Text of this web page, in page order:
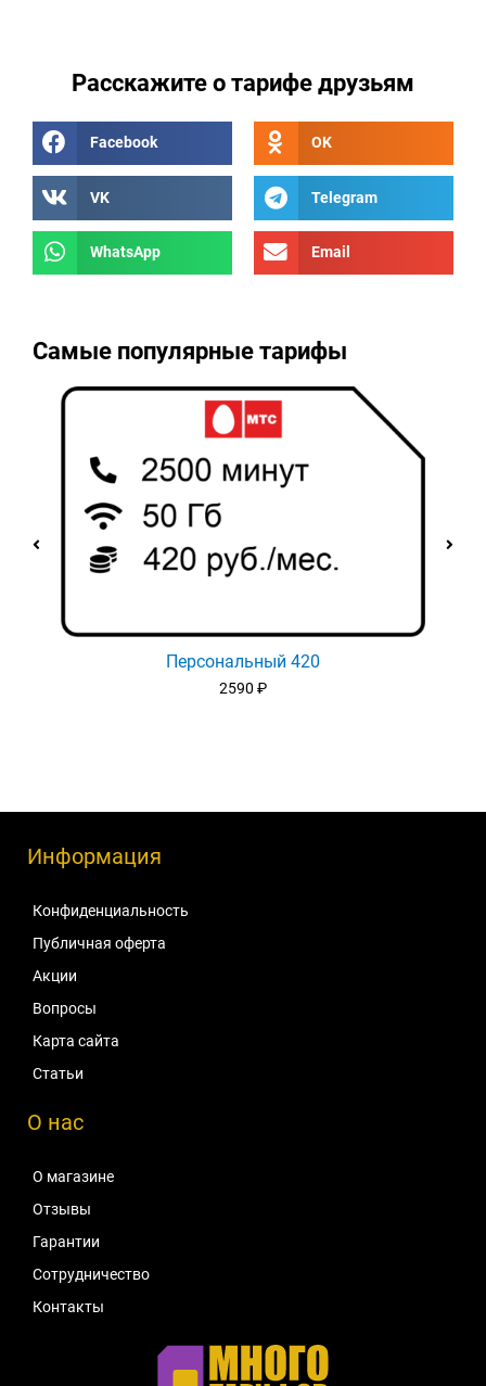
Расскажите о тарифе друзьям
Facebook OK
VK Telegram
WhatsApp Email
Самые популярные тарифы
Персональный 420
2590 ₽
Информация
Конфиденциальность
Публичная оферта
Акции
Вопросы
Карта сайта
Статьи
О нас
О магазине
Отзывы
Гарантии
Сотрудничество
Контакты